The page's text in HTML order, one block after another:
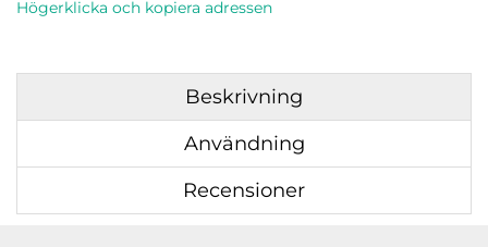
Högerklicka och kopiera adressen
Beskrivning
Användning
Recensioner